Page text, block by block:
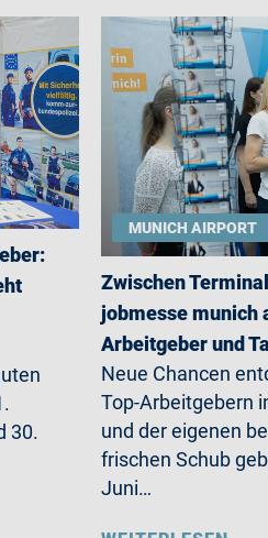
30.
MUNICH AIRPORT
Zwischen
jobmesse munich
Arbeitgeber und
Neue Chancen
Top-Arbeitgebern
und der eigenen
frischen Schub
Juni…